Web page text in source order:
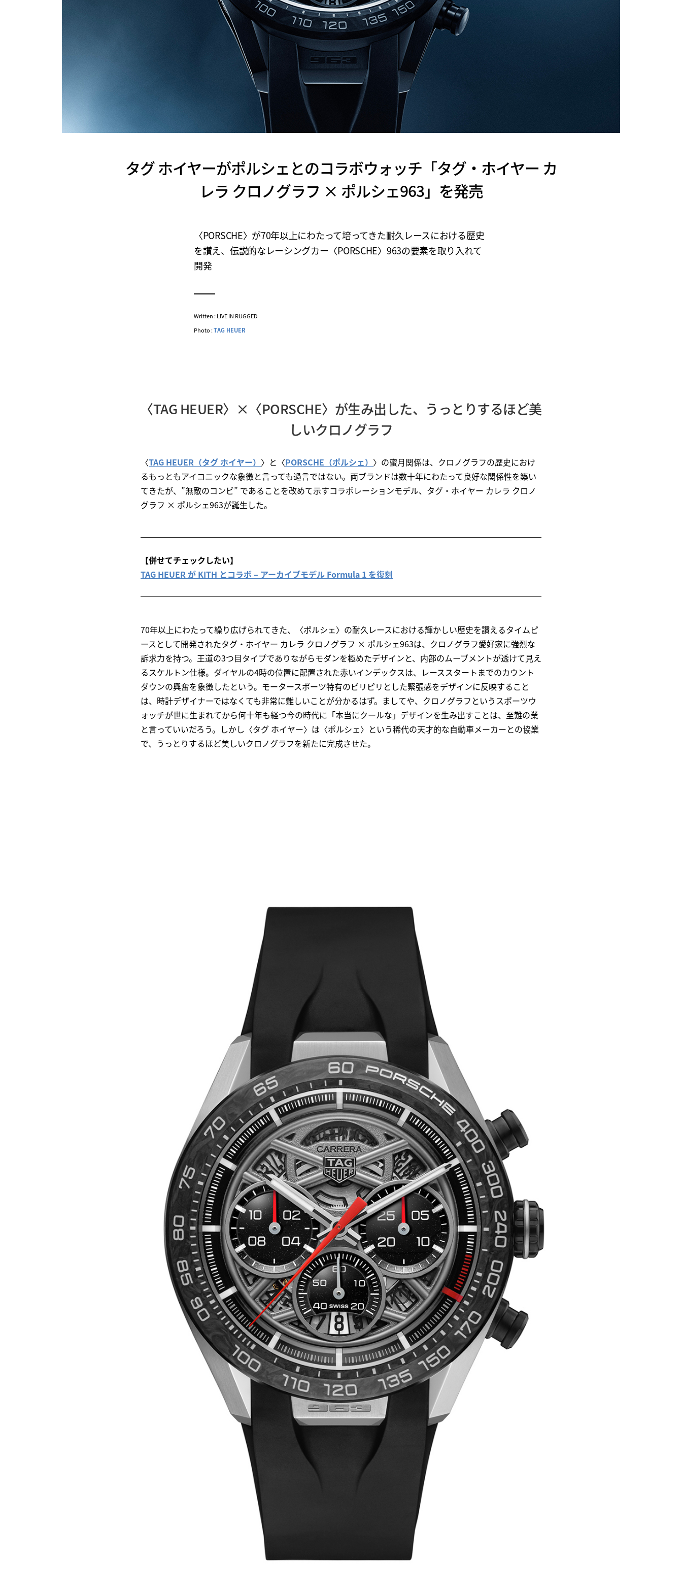
タグ ホイヤーがポルシェとのコラボウォッチ「タグ・ホイヤー カ
レラ クロノグラフ × ポルシェ963」を発売
〈PORSCHE〉が70年以上にわたって培ってきた耐久レースにおける歴史
を讃え、伝説的なレーシングカー〈PORSCHE〉963の要素を取り入れて
開発
Written : LIVE IN RUGGED
Photo :TAG HEUER
〈TAG HEUER〉×〈PORSCHE〉が生み出した、うっとりするほど美
しいクロノグラフ
〈TAG HEUER（タグ ホイヤー） 〉と〈PORSCHE（ポルシェ） 〉の蜜月関係は、クロノグラフの歴史におけ
るもっともアイコニックな象徴と言っても過言ではない。両ブランドは数十年にわたって良好な関係性を築い
てきたが、”無敵のコンビ” であることを改めて示すコラボレーションモデル、タグ・ホイヤー カレラ クロノ
グラフ × ポルシェ963が誕生した。
【併せてチェックしたい】
TAG HEUER が KITH とコラボ – アーカイブモデル Formula 1 を復刻
70年以上にわたって繰り広げられてきた、〈ポルシェ〉の耐久レースにおける輝かしい歴史を讃えるタイムピ
ースとして開発されたタグ・ホイヤー カレラ クロノグラフ × ポルシェ963は、クロノグラフ愛好家に強烈な
訴求力を持つ。王道の3つ目タイプでありながらモダンを極めたデザインと、内部のムーブメントが透けて見え
るスケルトン仕様。ダイヤルの4時の位置に配置された赤いインデックスは、レーススタートまでのカウント
ダウンの興奮を象徴したという。モータースポーツ特有のピリピリとした緊張感をデザインに反映すること
は、時計デザイナーではなくても非常に難しいことが分かるはず。ましてや、クロノグラフというスポーツウ
ォッチが世に生まれてから何十年も経つ今の時代に「本当にクールな」デザインを生み出すことは、至難の業
と言っていいだろう。しかし〈タグ ホイヤー〉は〈ポルシェ〉という稀代の天才的な自動車メーカーとの協業
で、うっとりするほど美しいクロノグラフを新たに完成させた。